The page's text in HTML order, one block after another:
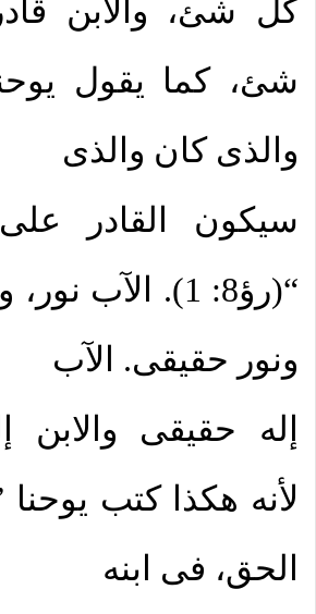
كل شئ، والابن
شئ، كما يقول
والذى كان والذى
سيكون القادر
“(رؤ8: 1). الآب
ونور حقيقى. الآب
إله حقيقى والابن
لأنه هكذا كتب
الحق، فى ابنه